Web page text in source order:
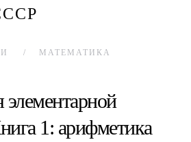
МАТЕМАТИКА
1: арифметика